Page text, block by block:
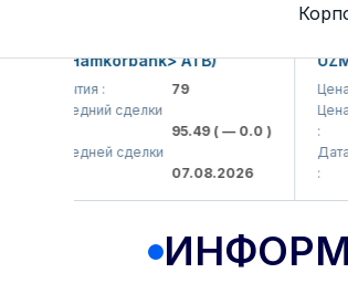
(<Hamkorbank> ATB)
закрытия :
последний сделки
95.49( — 0.0 )
последней сделки
07.08.2026
UZMK
Цена
Цена
Дата